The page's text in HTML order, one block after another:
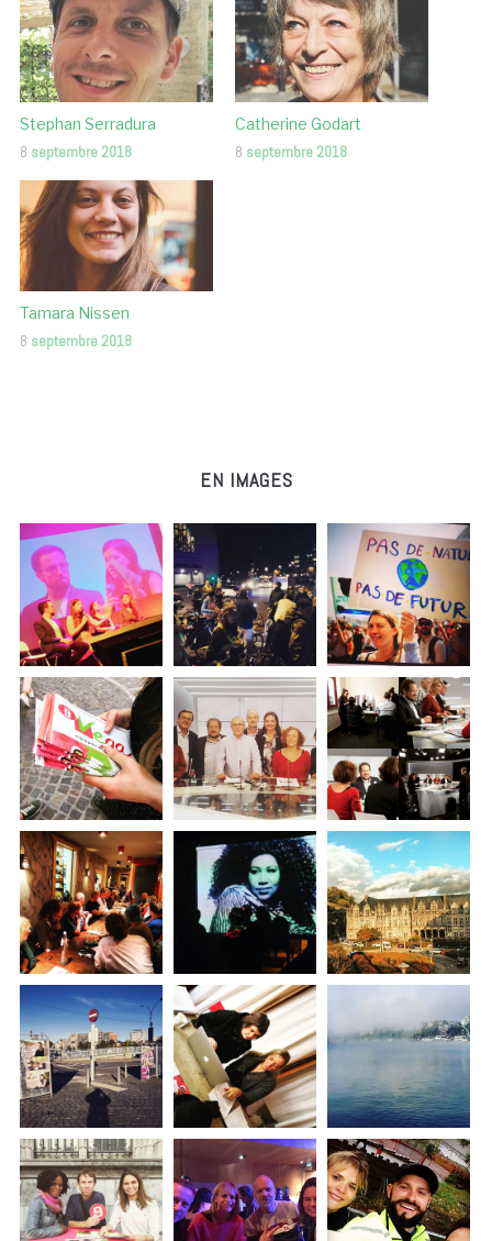
Stephan Serradura
8 septembre 2018
Catherine Godart
8 septembre 2018
Tamara Nissen
8 septembre 2018
EN IMAGES